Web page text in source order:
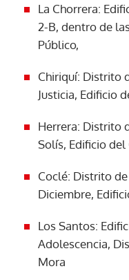
La Chorrera:
2-B, dentro de
Público,
Chiriquí: Distrito
Justicia, Edificio
Herrera: Distrito
Solís, Edificio
Coclé: Distrito
Diciembre,
Los Santos:
Adolescencia,
Mora